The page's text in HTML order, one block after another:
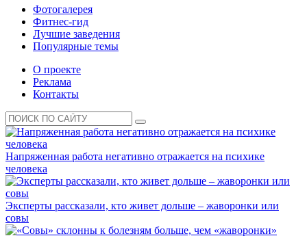
Фотогалерея
Фитнес-гид
Лучшие заведения
Популярные темы
О проекте
Реклама
Контакты
Напряженная работа негативно отражается на психике
человека
Эксперты рассказали, кто живет дольше – жаворонки или
совы